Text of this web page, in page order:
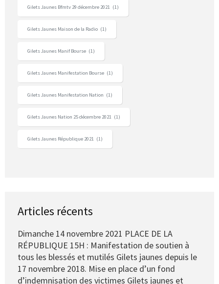
Gilets Jaunes Bfmtv 29 décembre 2021 (1)
Gilets Jaunes Maison de la Radio (1)
Gilets Jaunes Manif Bourse (1)
Gilets Jaunes Manifestation Bourse (1)
Gilets Jaunes Manifestation Nation (1)
Gilets Jaunes Nation 25 décembre 2021 (1)
Gilets Jaunes République 2021 (1)
Articles récents
Dimanche 14 novembre 2021 PLACE DE LA
RÉPUBLIQUE 15H : Manifestation de soutien à
tous les blessés et mutilés Gilets jaunes depuis le
17 novembre 2018. Mise en place d’un fond
d’indemnisation des victimes Gilets jaunes et